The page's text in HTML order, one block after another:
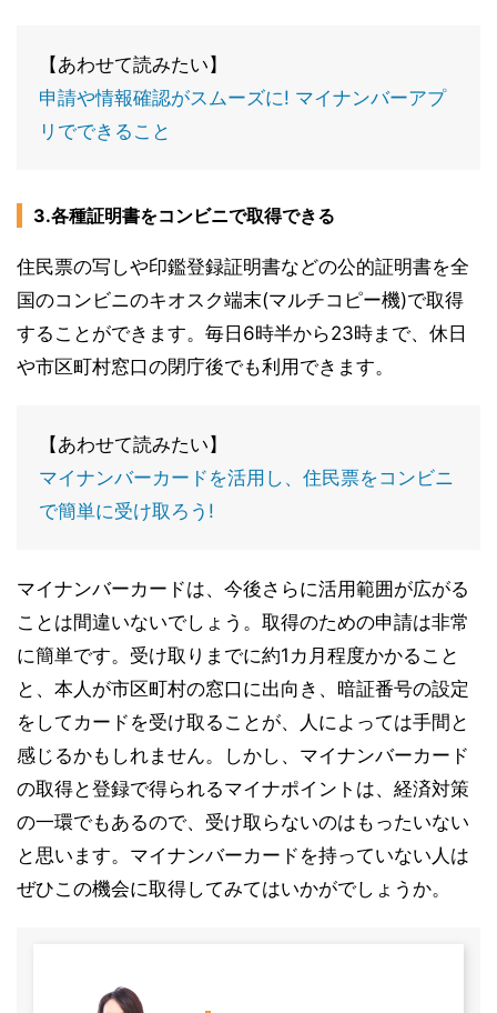
【あわせて読みたい】
申請や情報確認がスムーズに! マイナンバーアプ
リでできること
3.各種証明書をコンビニで取得できる
住民票の写しや印鑑登録証明書などの公的証明書を全
国のコンビニのキオスク端末(マルチコピー機)で取得
することができます。毎日6時半から23時まで、休日
や市区町村窓口の閉庁後でも利用できます。
【あわせて読みたい】
マイナンバーカードを活用し、住民票をコンビニ
で簡単に受け取ろう!
マイナンバーカードは、今後さらに活用範囲が広がる
ことは間違いないでしょう。取得のための申請は非常
に簡単です。受け取りまでに約1カ月程度かかること
と、本人が市区町村の窓口に出向き、暗証番号の設定
をしてカードを受け取ることが、人によっては手間と
感じるかもしれません。しかし、マイナンバーカード
の取得と登録で得られるマイナポイントは、経済対策
の一環でもあるので、受け取らないのはもったいない
と思います。マイナンバーカードを持っていない人は
ぜひこの機会に取得してみてはいかがでしょうか。